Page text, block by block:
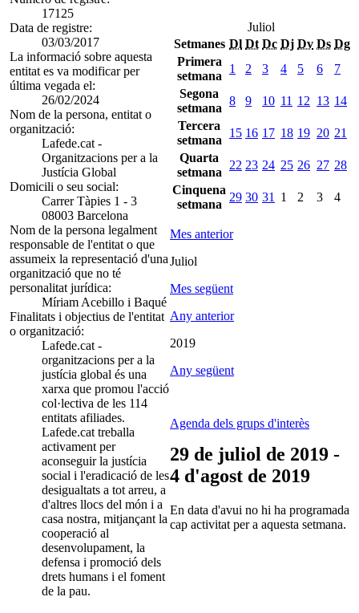
17125
Data de registre:
03/03/2017
La informació sobre aquesta
entitat es va modificar per
última vegada el:
26/02/2024
Nom de la persona, entitat o
organització:
Lafede.cat -
Organitzacions per a la
Justícia Global
Domicili o seu social:
Carrer Tàpies 1 - 3
08003 Barcelona
Nom de la persona legalment
responsable de l'entitat o que
assumeix la representació d'una
organització que no té
personalitat jurídica:
Míriam Acebillo i Baqué
Finalitats i objectius de l'entitat
o organització:
Lafede.cat -
organitzacions per a la
justícia global és una
xarxa que promou l'acció
col·lectiva de les 114
entitats afiliades.
Lafede.cat treballa
activament per
aconseguir la justícia
social i l'eradicació de les
desigualtats a tot arreu, a
d'altres llocs del món i a
casa nostra, mitjançant la
cooperació al
desenvolupament, la
defensa i promoció dels
drets humans i el foment
de la pau.
Juliol
Setmanes Dl Dt Dc Dj Dv Ds Dg
Primera
setmana
1 2 3 4 5 6
7
Segona
setmana
8 9 10 11 12 13 14
Tercera
setmana
15 16 17 18 19 20 21
Quarta
setmana
22 23 24 25 26 27 28
Cinquena
setmana
29 30 31 1 2 3 4
Mes anterior
Juliol
Mes següent
Any anterior
2019
Any següent
Agenda dels grups d'interès
29 de juliol de 2019 -
4 d'agost de 2019
En data d'avui no hi ha programada
cap activitat per a aquesta setmana.